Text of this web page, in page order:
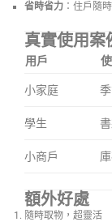
省時省力 ：住戶隨
真實使用案
用戶
小家庭
學生
小商戶
額外好處
隨時取物，超靈活